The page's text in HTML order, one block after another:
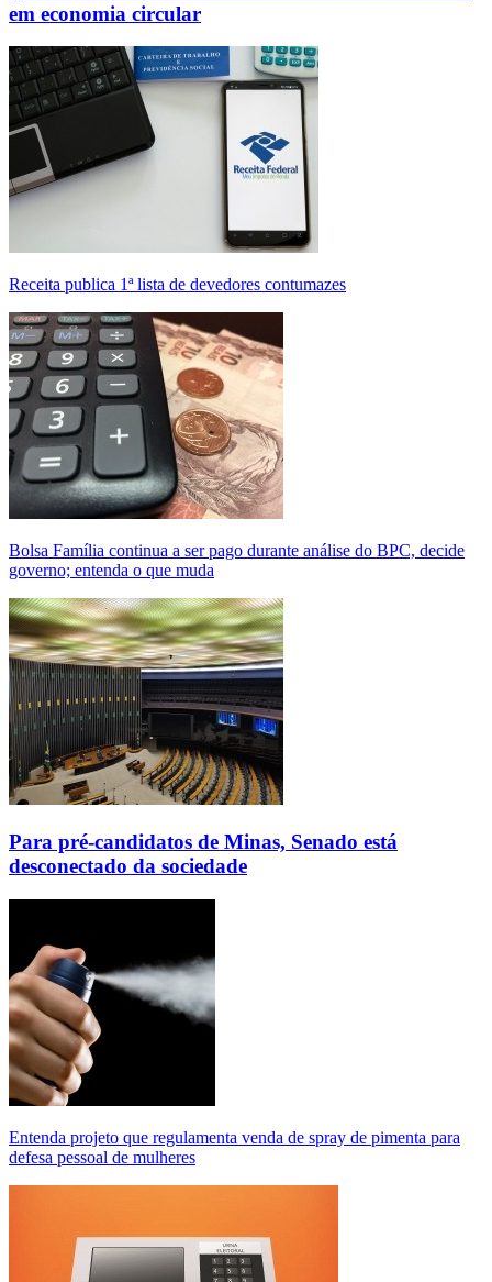
em economia circular
Receita publica 1ª lista de devedores contumazes
Bolsa Família continua a ser pago durante análise do BPC, decide
governo; entenda o que muda
Para pré-candidatos de Minas, Senado está
desconectado da sociedade
Entenda projeto que regulamenta venda de spray de pimenta para
defesa pessoal de mulheres